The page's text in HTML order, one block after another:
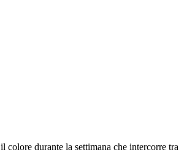
durante la settimana che intercorre tra